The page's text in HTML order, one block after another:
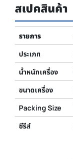
สเปคสินค้า
รายการ
ประเภท
น้ำหนักเครื่อง
ขนาดเครื่อง
Packing Size
ซีรีส์